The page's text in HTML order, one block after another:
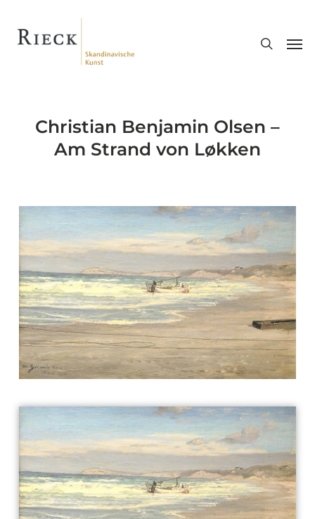
Christian Benjamin Olsen –
Am Strand von Løkken